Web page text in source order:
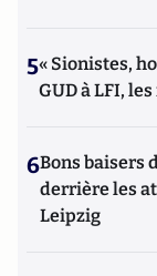
5« Sionistes,
GUD à LFI,
6Bons baisers
derrière les
Leipzig